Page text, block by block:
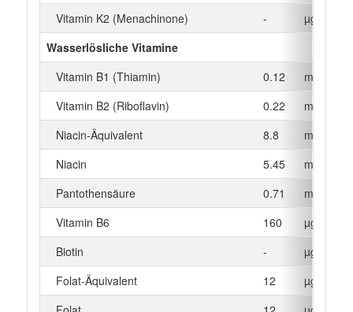
Vitamin K2 (Menachinone)
-
µg
Wasserlösliche Vitamine
Vitamin B1 (Thiamin)
0.12
mg
Vitamin B2 (Riboflavin)
0.22
mg
Niacin-Äquivalent
8.8
mg
Niacin
5.45
mg
Pantothensäure
0.71
mg
Vitamin B6
160
µg
Biotin
-
µg
Folat-Äquivalent
12
µg